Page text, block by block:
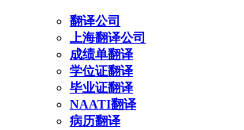
翻译公司
上海翻译公司
成绩单翻译
学位证翻译
毕业证翻译
NAATI翻译
病历翻译